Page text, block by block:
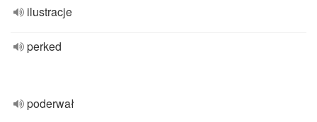
ilustracje
perked
poderwał